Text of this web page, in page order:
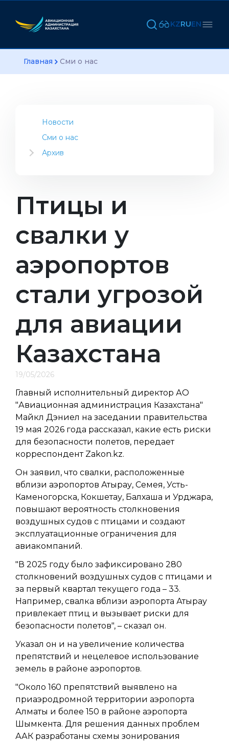
KZRUEN
Главная Сми о нас
Новости
Сми о нас
Архив
2020
Птицы и
свалки у
аэропортов
стали угрозой
для авиации
Казахстана
19/05/2026
Главный исполнительный директор АО
"Авиационная администрация Казахстана"
Майкл Дэниел на заседании правительства
19 мая 2026 года рассказал, какие есть риски
для безопасности полетов, передает
корреспондент Zakon.kz.
Он заявил, что свалки, расположенные
вблизи аэропортов Атырау, Семея, Усть-
Каменогорска, Кокшетау, Балхаша и Урджара,
повышают вероятность столкновения
воздушных судов с птицами и создают
эксплуатационные ограничения для
авиакомпаний.
"В 2025 году было зафиксировано 280
столкновений воздушных судов с птицами и
за первый квартал текущего года – 33.
Например, свалка вблизи аэропорта Атырау
привлекает птиц и вызывает риски для
безопасности полетов", – сказал он.
Указал он и на увеличение количества
препятствий и нецелевое использование
земель в районе аэропортов.
"Около 160 препятствий выявлено на
приаэродромной территории аэропорта
Алматы и более 150 в районе аэропорта
Шымкента. Для решения данных проблем
ААК разработаны схемы зонирования